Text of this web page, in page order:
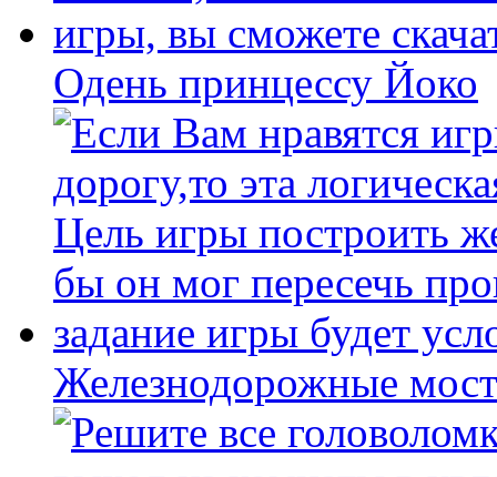
Одень принцессу Йоко
Железнодорожные